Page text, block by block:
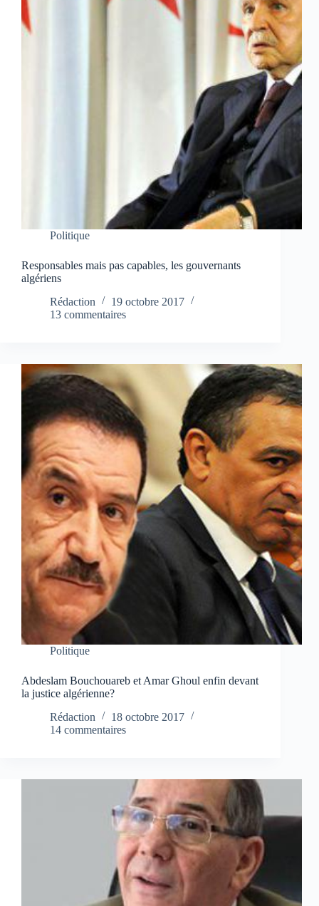
Politique
Responsables mais pas capables, les gouvernants
algériens
Rédaction
19 octobre 2017
13 commentaires
Politique
Abdeslam Bouchouareb et Amar Ghoul enfin devant
la justice algérienne?
Rédaction
18 octobre 2017
14 commentaires